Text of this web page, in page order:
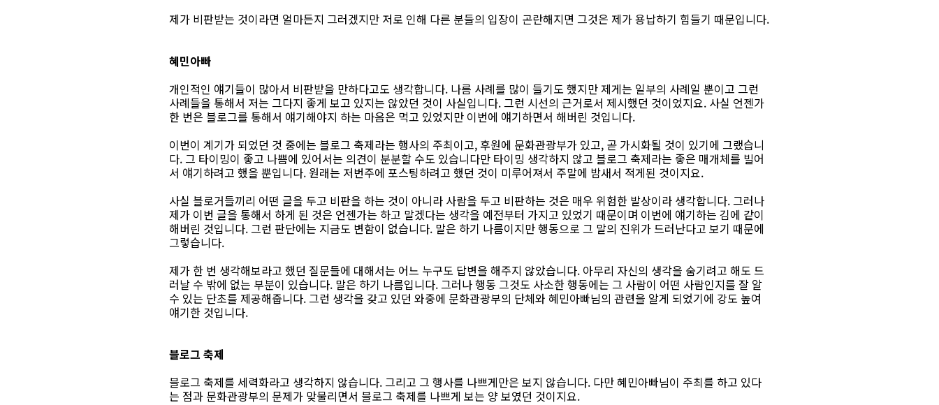
제가 비판받는 것이라면 얼마든지 그러겠지만 저로 인해 다른 분들의 입장이 곤란해지면 그것은 제가 용납하기 힘들기 때문입니다.
혜민아빠
개인적인 얘기들이 많아서 비판받을 만하다고도 생각합니다. 나름 사례를 많이 들기도 했지만 제게는 일부의 사례일 뿐이고 그런
사례들을 통해서 저는 그다지 좋게 보고 있지는 않았던 것이 사실입니다. 그런 시선의 근거로서 제시했던 것이었지요. 사실 언젠가
한 번은 블로그를 통해서 얘기해야지 하는 마음은 먹고 있었지만 이번에 얘기하면서 해버린 것입니다.
이번이 계기가 되었던 것 중에는 블로그 축제라는 행사의 주최이고, 후원에 문화관광부가 있고, 곧 가시화될 것이 있기에 그랬습니
다. 그 타이밍이 좋고 나쁨에 있어서는 의견이 분분할 수도 있습니다만 타이밍 생각하지 않고 블로그 축제라는 좋은 매개체를 빌어
서 얘기하려고 했을 뿐입니다. 원래는 저번주에 포스팅하려고 했던 것이 미루어져서 주말에 밤새서 적게된 것이지요.
사실 블로거들끼리 어떤 글을 두고 비판을 하는 것이 아니라 사람을 두고 비판하는 것은 매우 위험한 발상이라 생각합니다. 그러나
제가 이번 글을 통해서 하게 된 것은 언젠가는 하고 말겠다는 생각을 예전부터 가지고 있었기 때문이며 이번에 얘기하는 김에 같이
해버린 것입니다. 그런 판단에는 지금도 변함이 없습니다. 말은 하기 나름이지만 행동으로 그 말의 진위가 드러난다고 보기 때문에
그렇습니다.
제가 한 번 생각해보라고 했던 질문들에 대해서는 어느 누구도 답변을 해주지 않았습니다. 아무리 자신의 생각을 숨기려고 해도 드
러날 수 밖에 없는 부분이 있습니다. 말은 하기 나름입니다. 그러나 행동 그것도 사소한 행동에는 그 사람이 어떤 사람인지를 잘 알
수 있는 단초를 제공해줍니다. 그런 생각을 갖고 있던 와중에 문화관광부의 단체와 혜민아빠님의 관련을 알게 되었기에 강도 높여
얘기한 것입니다.
블로그 축제
블로그 축제를 세력화라고 생각하지 않습니다. 그리고 그 행사를 나쁘게만은 보지 않습니다. 다만 혜민아빠님이 주최를 하고 있다
는 점과 문화관광부의 문제가 맞물리면서 블로그 축제를 나쁘게 보는 양 보였던 것이지요.